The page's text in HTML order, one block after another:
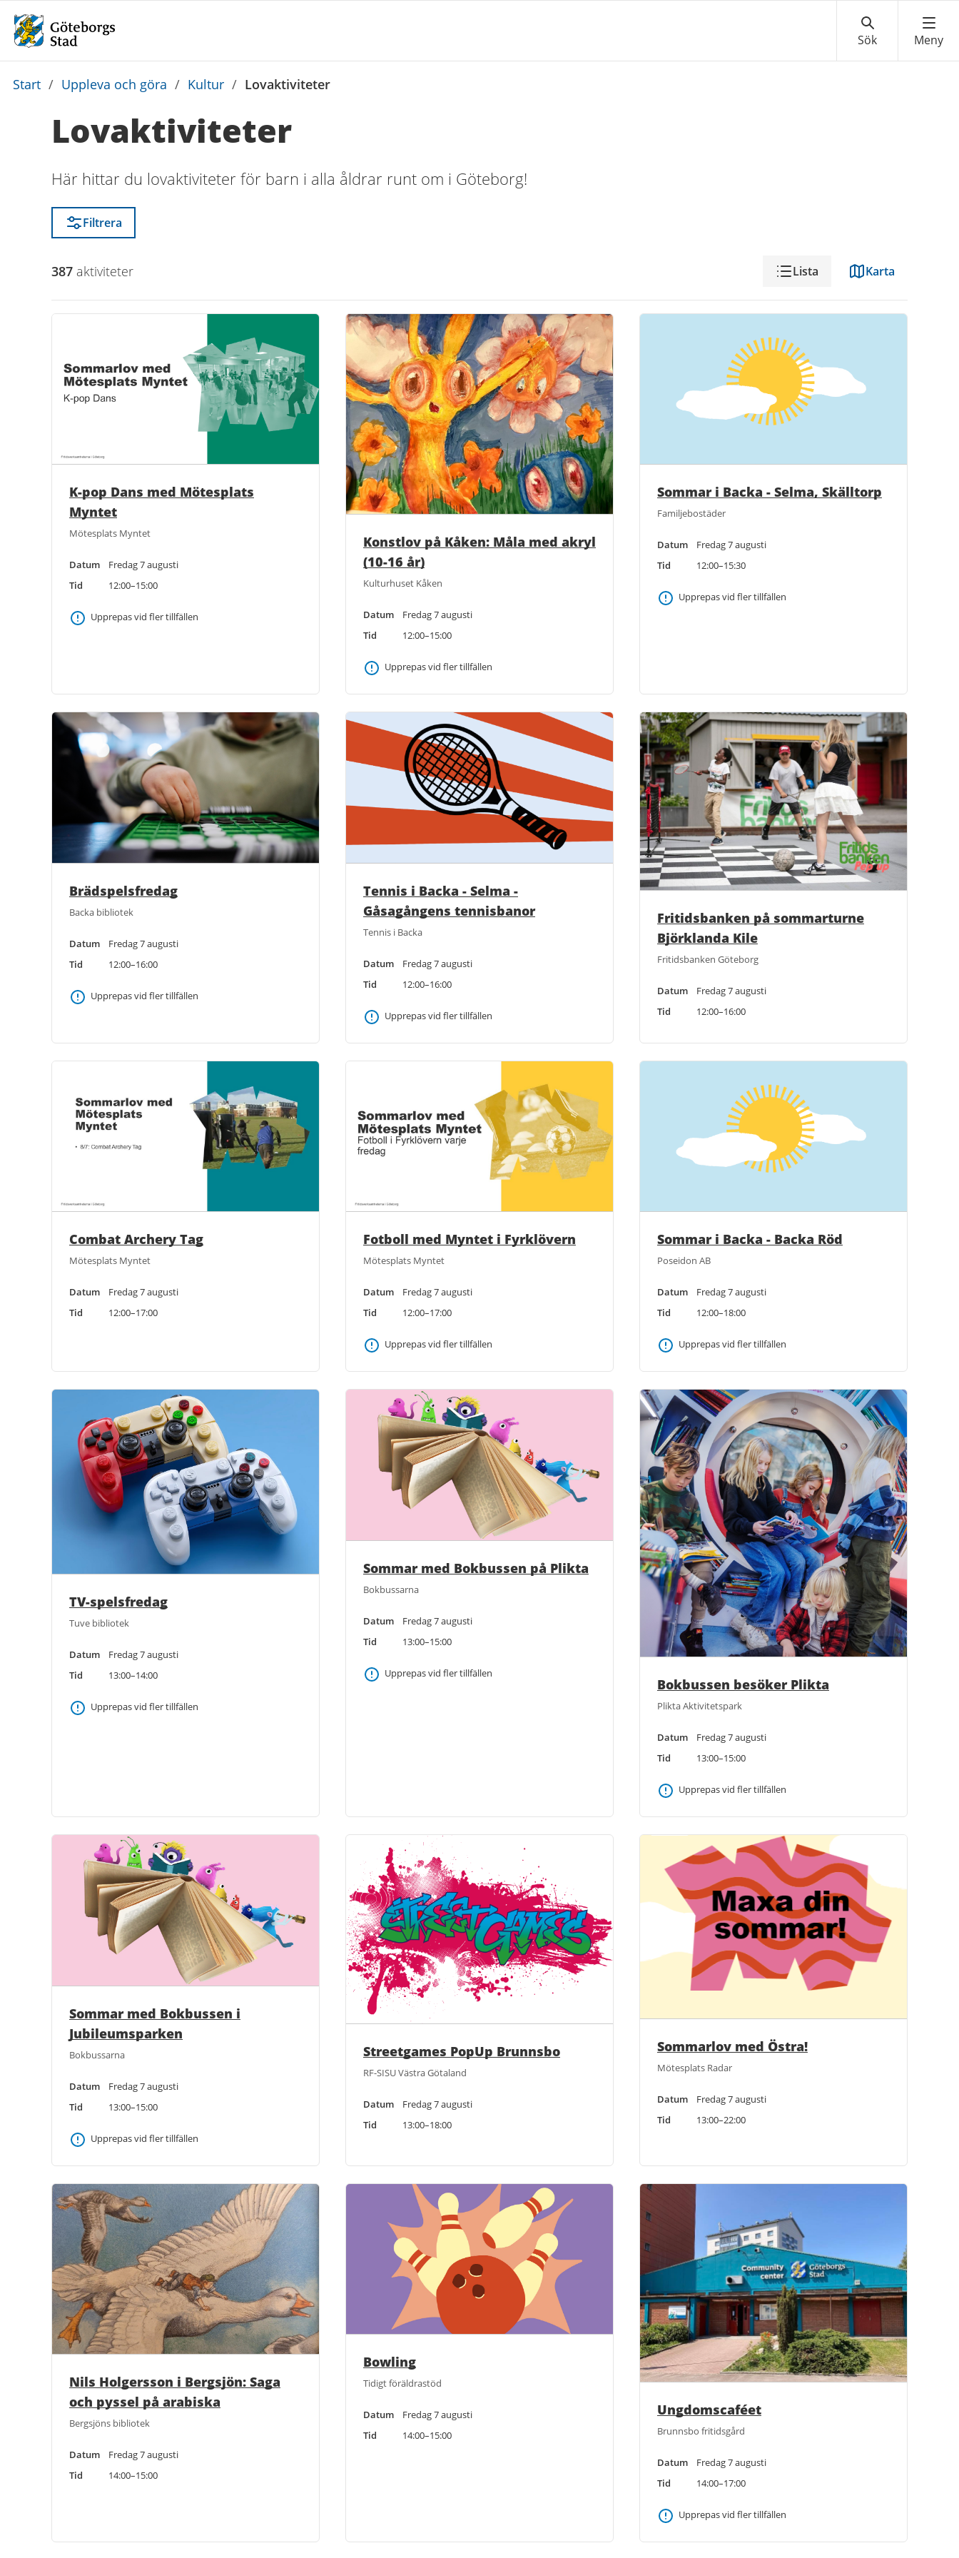
Du
Start / Uppleva och göra / Kultur / Lovaktiviteter
Lovaktiviteter
Här hittar du lovaktiviteter för barn i alla åldrar runt om i Göteborg!
Filtrera
VisningLista Karta
387 aktiviteter
K-pop Dans med Mötesplats
Myntet
Mötesplats Myntet
Datum
Fredag 7 augusti
Tid
12:00–15:00
Upprepas vid fler tillfällen
Konstlov på Kåken: Måla med akryl
(10-16 år)
Kulturhuset Kåken
Datum
Fredag 7 augusti
Tid
12:00–15:00
Upprepas vid fler tillfällen
Sommar i Backa - Selma, Skälltorp
Familjebostäder
Datum
Fredag 7 augusti
Tid
12:00–15:30
Upprepas vid fler tillfällen
Brädspelsfredag
Backa bibliotek
Datum
Fredag 7 augusti
Tid
12:00–16:00
Upprepas vid fler tillfällen
Tennis i Backa - Selma -
Gåsagångens tennisbanor
Tennis i Backa
Datum
Fredag 7 augusti
Tid
12:00–16:00
Upprepas vid fler tillfällen
Fritidsbanken på sommarturne
Björklanda Kile
Fritidsbanken Göteborg
Datum
Fredag 7 augusti
Tid
12:00–16:00
Combat Archery Tag
Mötesplats Myntet
Datum
Fredag 7 augusti
Tid
12:00–17:00
Fotboll med Myntet i Fyrklövern
Mötesplats Myntet
Datum
Fredag 7 augusti
Tid
12:00–17:00
Upprepas vid fler tillfällen
Sommar i Backa - Backa Röd
Poseidon AB
Datum
Fredag 7 augusti
Tid
12:00–18:00
Upprepas vid fler tillfällen
TV-spelsfredag
Tuve bibliotek
Datum
Fredag 7 augusti
Tid
13:00–14:00
Upprepas vid fler tillfällen
Sommar med Bokbussen på Plikta
Bokbussarna
Datum
Fredag 7 augusti
Tid
13:00–15:00
Upprepas vid fler tillfällen
Bokbussen besöker Plikta
Plikta Aktivitetspark
Datum
Fredag 7 augusti
Tid
13:00–15:00
Upprepas vid fler tillfällen
Sommar med Bokbussen i
Jubileumsparken
Bokbussarna
Datum
Fredag 7 augusti
Tid
13:00–15:00
Upprepas vid fler tillfällen
Streetgames PopUp Brunnsbo
RF-SISU Västra Götaland
Datum
Fredag 7 augusti
Tid
13:00–18:00
Sommarlov med Östra!
Mötesplats Radar
Datum
Fredag 7 augusti
Tid
13:00–22:00
Nils Holgersson i Bergsjön: Saga
och pyssel på arabiska
Bergsjöns bibliotek
Datum
Fredag 7 augusti
Tid
14:00–15:00
Bowling
Tidigt föräldrastöd
Datum
Fredag 7 augusti
Tid
14:00–15:00
Ungdomscaféet
Brunnsbo fritidsgård
Datum
Fredag 7 augusti
Tid
14:00–17:00
Upprepas vid fler tillfällen